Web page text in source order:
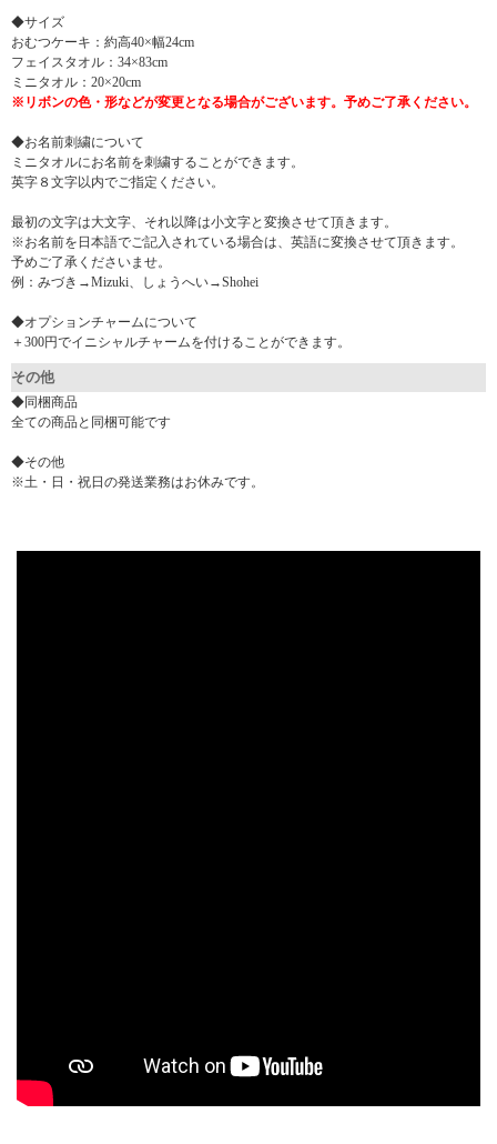
◆サイズ
おむつケーキ：約高40×幅24cm
フェイスタオル：34×83cm
ミニタオル：20×20cm
※リボンの色・形などが変更となる場合がございます。予めご了承ください。
◆お名前刺繍について
ミニタオルにお名前を刺繍することができます。
英字８文字以内でご指定ください。
最初の文字は大文字、それ以降は小文字と変換させて頂きます。
※お名前を日本語でご記入されている場合は、英語に変換させて頂きます。
予めご了承くださいませ。
例：みづき→Mizuki、しょうへい→Shohei
◆オプションチャームについて
＋300円でイニシャルチャームを付けることができます。
その他
◆同梱商品
全ての商品と同梱可能です
◆その他
※土・日・祝日の発送業務はお休みです。